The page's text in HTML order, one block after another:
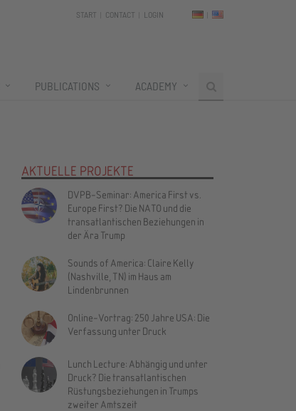
START CONTACT LOGIN
PUBLICATIONS ACADEMY
AKTUELLE PROJEKTE
DVPB-Seminar: America First vs.
Europe First? Die NATO und die
transatlantischen Beziehungen in
der Ära Trump
Sounds of America: Claire Kelly
(Nashville, TN) im Haus am
Lindenbrunnen
Online-Vortrag: 250 Jahre USA: Die
Verfassung unter Druck
Lunch Lecture: Abhängig und unter
Druck? Die transatlantischen
Rüstungsbeziehungen in Trumps
zweiter Amtszeit